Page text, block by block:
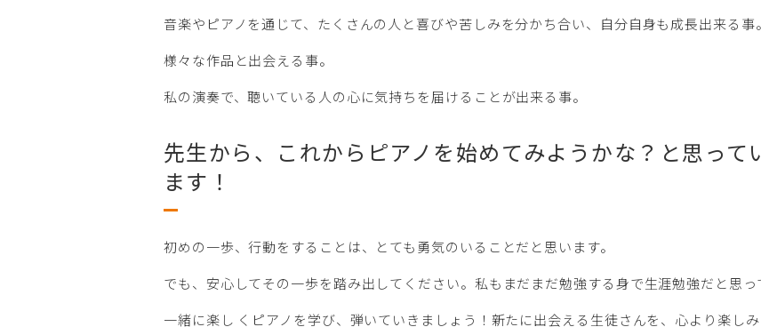
音楽やピアノを通じて、たくさんの人と喜びや苦しみを分かち合い、自分自身も成長出来る事。
様々な作品と出会える事。
私の演奏で、聴いている人の心に気持ちを届けることが出来る事。
先生から、これからピアノを始めてみようかな？と思って
ます！
初めの一歩、行動をすることは、とても勇気のいることだと思います。
でも、安心してその一歩を踏み出してください。私もまだまだ勉強する身で生涯勉強だと思っ
一緒に楽し くピアノを学び、弾いていきましょう！新たに出会える生徒さんを、心より楽し